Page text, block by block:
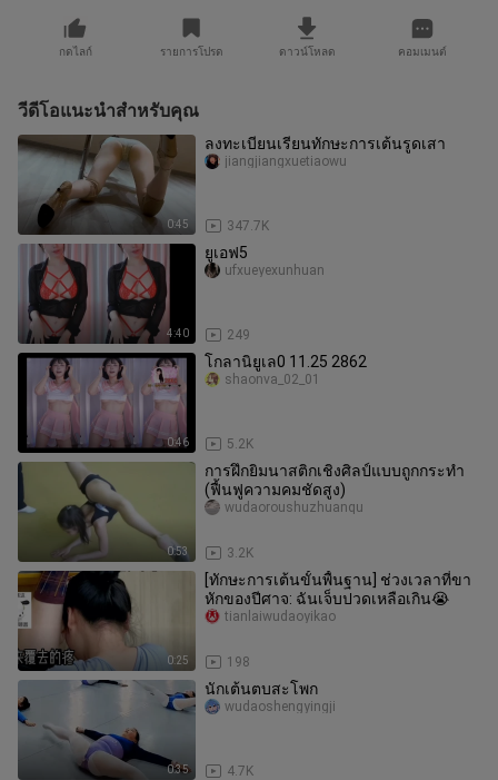
กดไลก์ รายการโปรด ดาวน์โหลด คอมเมนต์
วีดีโอแนะนำสำหรับคุณ
0:45
ลงทะเบียนเรียนทักษะการเต้นรูดเสา
347.7K
jiangjiangxuetiaowu
4:40
ยูเอฟ5
249
ufxueyexunhuan
0:46
โกลานิยูเล0 11.25 2862
5.2K
shaonva_02_01
0:53
การฝึกยิมนาสติกเชิงศิลป์แบบถูกกระทำ
(ฟื้นฟูความคมชัดสูง)
3.2K
wudaoroushuzhuanqu
0:25
[ทักษะการเต้นขั้นพื้นฐาน] ช่วงเวลาที่ขา
หักของปีศาจ: ฉันเจ็บปวดเหลือเกิน😭
198
tianlaiwudaoyikao
0:35
นักเต้นตบสะโพก
4.7K
wudaoshengyingji